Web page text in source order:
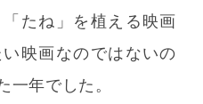
たね」を植える映画
映画なのではないの
一年でした。